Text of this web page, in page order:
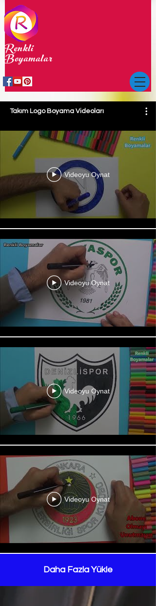
Renkli
Boyamalar
Takım Logo Boyama Videoları
Videoyu Oynat
Videoyu Oynat
Videoyu Oynat
Videoyu Oynat
Daha Fazla Yükle